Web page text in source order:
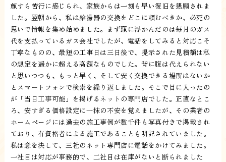
顔すら苦行に感じられ、家族からは一刻も早い復旧を懇願されま
した。翌朝から、私は給湯器の交換をどこに頼むべきか、必死の
思いで情報を集め始めました。まず頭に浮かんだのは毎月のガス
代を支払っているガス会社でしたが、電話をしてみると対応こそ
丁寧なものの、最短の工事日は三日後で、提示された見積額は私
の想定を遥かに超える高額なものでした。背に腹は代えられない
と思いつつも、もっと早く、そして安く交換できる場所はないか
とスマートフォンで検索を繰り返しました。そこで目に入ったの
が「当日工事可能」を掲げるネットの専門店でした。正直なとこ
ろ、安すぎる価格設定に一抹の不安を覚えましたが、その業者の
ホームページには過去の施工事例が数千件も写真付きで掲載され
ており、有資格者による施工であることも明記されていました。
私は意を決して、三社のネット専門店に電話をかけてみました。
一社目は対応が事務的で、二社目は在庫がないと断られました